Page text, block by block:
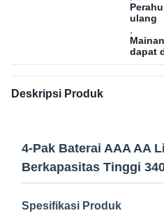
ulang
dapat
Deskripsi Produk
4-Pak Baterai AAA AA
Berkapasitas Tinggi
Spesifikasi Produk